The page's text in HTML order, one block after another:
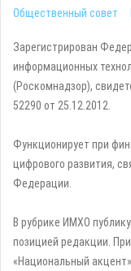
Общественный совет
Зарегистрирован
информационных
(Роскомнадзор),
52290 от 25.12.2012.
Функционирует при
цифрового развития,
Федерации.
В рубрике ИМХО
позицией редакции.
«Национальный